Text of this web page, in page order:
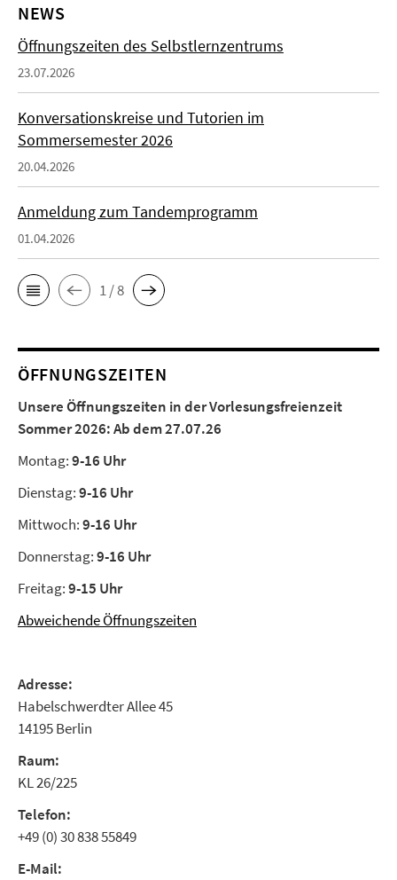
NEWS
Öffnungszeiten des Selbstlernzentrums
23.07.2026
Konversationskreise und Tutorien im
Sommersemester 2026
20.04.2026
Anmeldung zum Tandemprogramm
01.04.2026
1 / 8
ÖFFNUNGSZEITEN
Unsere Öffnungszeiten in der Vorlesungsfreienzeit
Sommer 2026:Ab dem 27.07.26
Montag:9-16 Uhr
Dienstag:9-16 Uhr
Mittwoch:9-16 Uhr
Donnerstag:9-16 Uhr
Freitag:9-15 Uhr
Abweichende Öffnungszeiten
Adresse:
Habelschwerdter Allee 45
14195 Berlin
Raum:
KL 26/225
Telefon:
+49 (0) 30 838 55849
E-Mail: